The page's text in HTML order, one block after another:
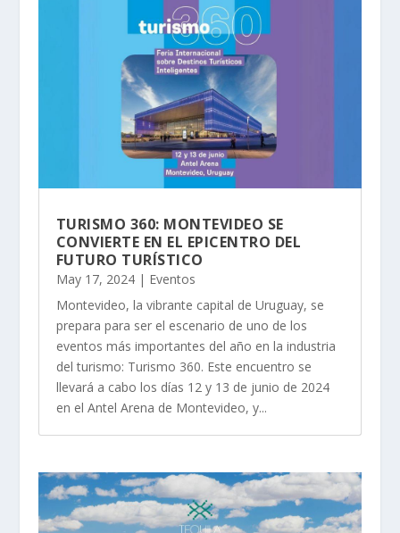
TURISMO 360: MONTEVIDEO SE
CONVIERTE EN EL EPICENTRO DEL
FUTURO TURÍSTICO
May 17, 2024| Eventos
Montevideo, la vibrante capital de Uruguay, se
prepara para ser el escenario de uno de los
eventos más importantes del año en la industria
del turismo: Turismo 360. Este encuentro se
llevará a cabo los días 12 y 13 de junio de 2024
en el Antel Arena de Montevideo, y...